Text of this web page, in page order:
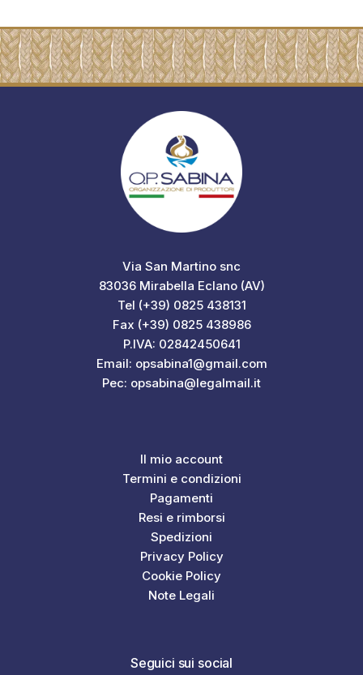
Via San Martino snc
83036 Mirabella Eclano (AV)
Tel (+39) 0825 438131
Fax (+39) 0825 438986
P.IVA: 02842450641
Email: opsabina1@gmail.com
Pec: opsabina@legalmail.it
Il mio account
Termini e condizioni
Pagamenti
Resi e rimborsi
Spedizioni
Privacy Policy
Cookie Policy
Note Legali
Seguici sui social